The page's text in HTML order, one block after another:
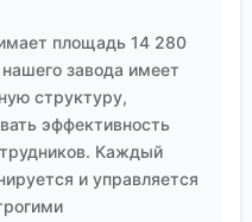
площадь 14 280
завода имеет
структуру,
эффективность
Каждый
и управляется